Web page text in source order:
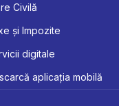
Civilă
și Impozite
digitale
aplicația mobilă